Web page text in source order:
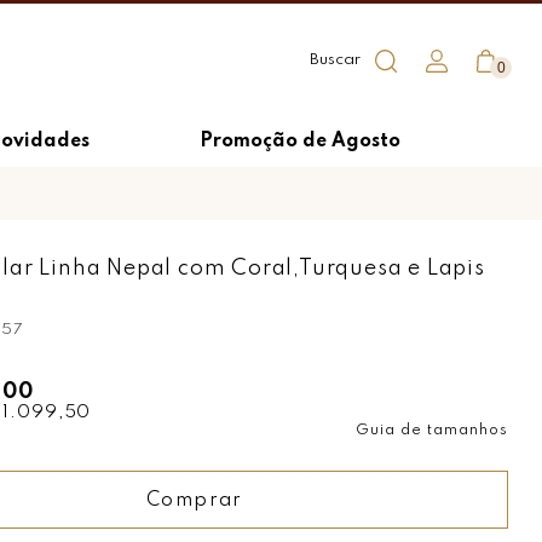
0
Promoção de Agosto
Linha Nepal com Coral,Turquesa e Lapis
1.099,50
Guia de tamanhos
Comprar